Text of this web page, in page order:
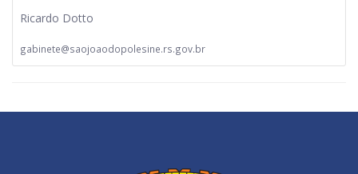
Ricardo Dotto
gabinete@saojoaodopolesine.rs.gov.br